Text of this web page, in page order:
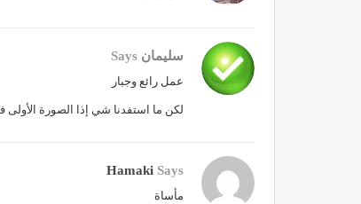
سليمان Says
عمل رائع وجبار
لكن ما استفدنا شي إذا الصورة الأولى
Hamaki Says
مأساة